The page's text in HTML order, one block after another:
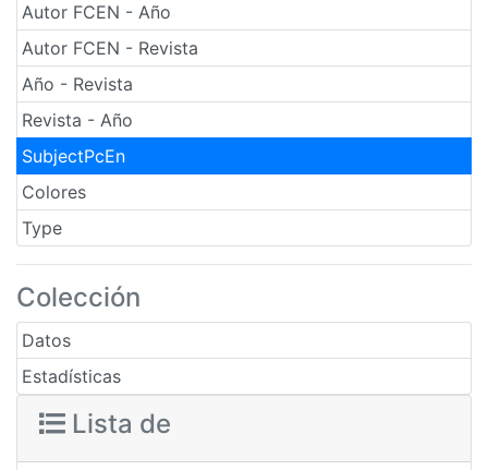
Autor FCEN - Año
Autor FCEN - Revista
Año - Revista
Revista - Año
SubjectPcEn
Colores
Type
Colección
Datos
Estadísticas
Lista de